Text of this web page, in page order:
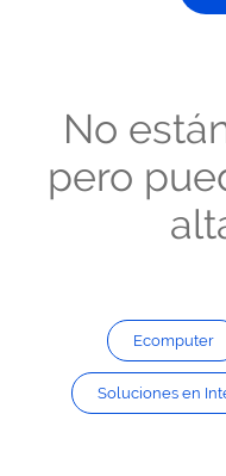
No
pero
Ecomputer
Soluciones en